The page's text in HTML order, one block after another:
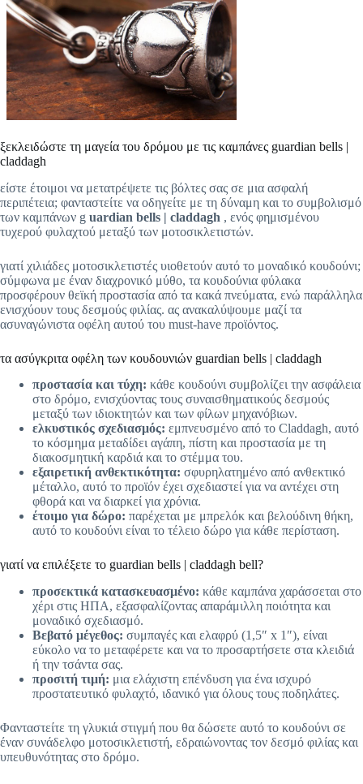
ξεκλειδώστε τη μαγεία του δρόμου με τις καμπάνες guardian bells |
claddagh
είστε έτοιμοι να μετατρέψετε τις βόλτες σας σε μια ασφαλή
περιπέτεια; φανταστείτε να οδηγείτε με τη δύναμη και το συμβολισμό
των καμπάνων g uardian bells | claddagh , ενός φημισμένου
τυχερού φυλαχτού μεταξύ των μοτοσικλετιστών.
γιατί χιλιάδες μοτοσικλετιστές υιοθετούν αυτό το μοναδικό κουδούνι;
σύμφωνα με έναν διαχρονικό μύθο, τα κουδούνια φύλακα
προσφέρουν θεϊκή προστασία από τα κακά πνεύματα, ενώ παράλληλα
ενισχύουν τους δεσμούς φιλίας. ας ανακαλύψουμε μαζί τα
ασυναγώνιστα οφέλη αυτού του must-have προϊόντος.
τα ασύγκριτα οφέλη των κουδουνιών guardian bells | claddagh
προστασία και τύχη: κάθε κουδούνι συμβολίζει την ασφάλεια
στο δρόμο, ενισχύοντας τους συναισθηματικούς δεσμούς
μεταξύ των ιδιοκτητών και των φίλων μηχανόβιων.
ελκυστικός σχεδιασμός: εμπνευσμένο από το Claddagh, αυτό
το κόσμημα μεταδίδει αγάπη, πίστη και προστασία με τη
διακοσμητική καρδιά και το στέμμα του.
εξαιρετική ανθεκτικότητα: σφυρηλατημένο από ανθεκτικό
μέταλλο, αυτό το προϊόν έχει σχεδιαστεί για να αντέχει στη
φθορά και να διαρκεί για χρόνια.
έτοιμο για δώρο: παρέχεται με μπρελόκ και βελούδινη θήκη,
αυτό το κουδούνι είναι το τέλειο δώρο για κάθε περίσταση.
γιατί να επιλέξετε το guardian bells | claddagh bell?
προσεκτικά κατασκευασμένο: κάθε καμπάνα χαράσσεται στο
χέρι στις ΗΠΑ, εξασφαλίζοντας απαράμιλλη ποιότητα και
μοναδικό σχεδιασμό.
Βεβατό μέγεθος: συμπαγές και ελαφρύ (1,5″ x 1″), είναι
εύκολο να το μεταφέρετε και να το προσαρτήσετε στα κλειδιά
ή την τσάντα σας.
προσιτή τιμή: μια ελάχιστη επένδυση για ένα ισχυρό
προστατευτικό φυλαχτό, ιδανικό για όλους τους ποδηλάτες.
Φανταστείτε τη γλυκιά στιγμή που θα δώσετε αυτό το κουδούνι σε
έναν συνάδελφο μοτοσικλετιστή, εδραιώνοντας τον δεσμό φιλίας και
υπευθυνότητας στο δρόμο.